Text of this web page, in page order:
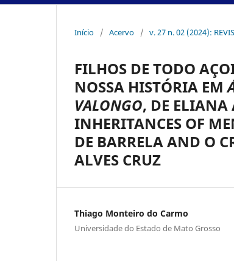
Início / Acervo / v. 27 n. 02 (2024):
FILHOS DE TODO
NOSSA HISTÓRIA EM
VALONGO, DE ELIANA
INHERITANCES OF
DE BARRELA AND O
ALVES CRUZ
Thiago Monteiro do Carmo
Universidade do Estado de Mato Grosso